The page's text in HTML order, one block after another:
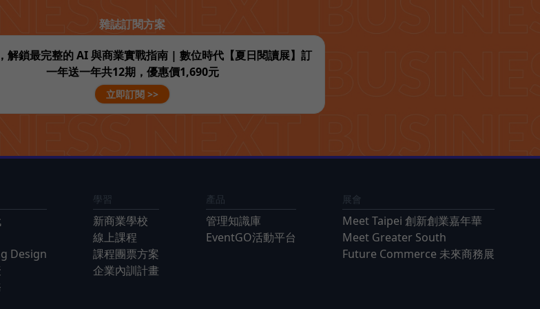
雜誌訂閱方案
解鎖最完整的 AI 與商業實戰指南 | 數位時代【夏日閱讀展】訂
一年送一年共12期，優惠價1,690元
立即訂閱 >>
Design
學習
新商業學校
線上課程
課程團票方案
企業內訓計畫
產品
管理知識庫
EventGO活動平台
展會
Meet Taipei 創新創業嘉年華
Meet Greater South
Future Commerce 未來商務展